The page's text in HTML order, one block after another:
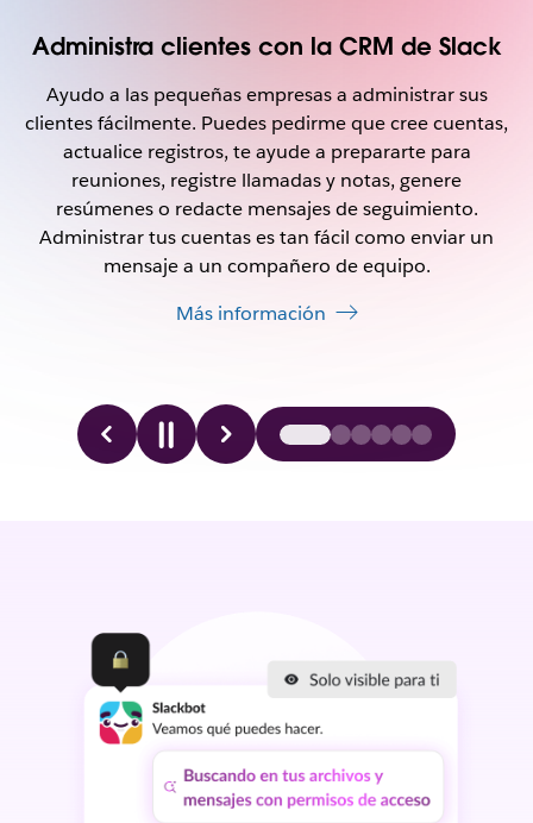
Administra clientes con la CRM de Slack
Ayudo a las pequeñas empresas a administrar sus
clientes fácilmente. Puedes pedirme que cree cuentas,
actualice registros, te ayude a prepararte para
reuniones, registre llamadas y notas, genere
resúmenes o redacte mensajes de seguimiento.
Administrar tus cuentas es tan fácil como enviar un
mensaje a un compañero de equipo.
Más información